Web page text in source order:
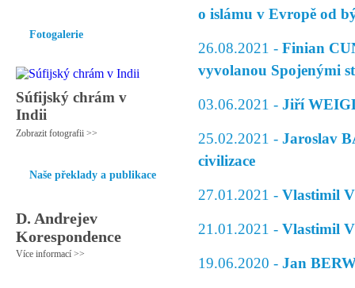
Fotogalerie
Súfijský chrám v
Indii
Zobrazit fotografii >>
Naše překlady a publikace
D. Andrejev
Korespondence
Více informací >>
o islámu v Evropě od
26.08.2021 - Finian
vyvolanou Spojenými
03.06.2021 - Jiří
25.02.2021 - Jaroslav
civilizace
27.01.2021 - Vlastimil
21.01.2021 - Vlastimil
19.06.2020 - Jan